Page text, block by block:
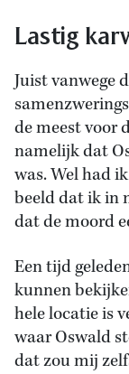
Lastig
Juist vanwege
de meest voor
namelijk dat
was. Wel had
beeld dat ik in
dat de moord
Een tijd
kunnen
hele locatie is
waar Oswald
dat zou mij